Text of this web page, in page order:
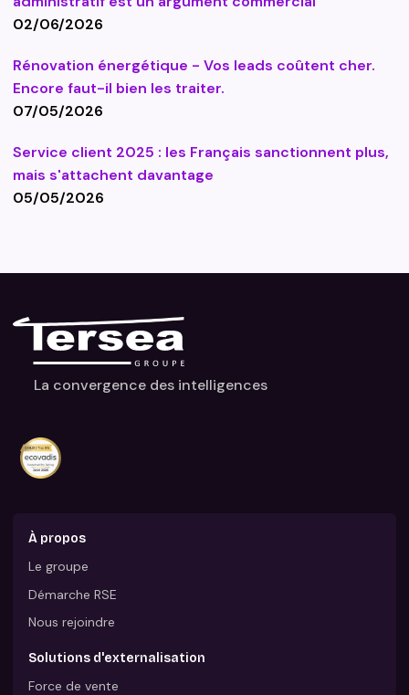
02/06/2026
Rénovation énergétique - Vos leads coûtent cher.
Encore faut-il bien les traiter.
07/05/2026
Service client 2025 : les Français sanctionnent plus,
mais s'attachent davantage
05/05/2026
La convergence des intelligences
À propos
Le groupe
Démarche RSE
Nous rejoindre
Solutions d'externalisation
Force de vente